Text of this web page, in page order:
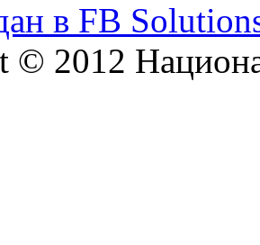
в FB
© 2012